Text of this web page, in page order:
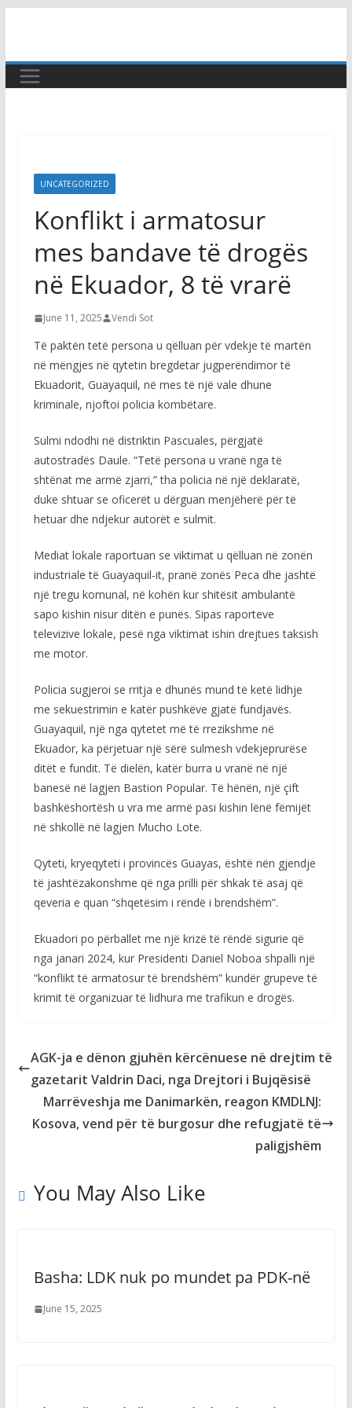
content
UNCATEGORIZED
Konflikt i armatosur
mes bandave të drogës
në Ekuador, 8 të vrarë
June 11, 2025 Vendi Sot
Të paktën tetë persona u qëlluan për vdekje të martën
në mëngjes në qytetin bregdetar jugperëndimor të
Ekuadorit, Guayaquil, në mes të një vale dhune
kriminale, njoftoi policia kombëtare.
Sulmi ndodhi në distriktin Pascuales, përgjatë
autostradës Daule. “Tetë persona u vranë nga të
shtënat me armë zjarri,” tha policia në një deklaratë,
duke shtuar se oficerët u dërguan menjëherë për të
hetuar dhe ndjekur autorët e sulmit.
Mediat lokale raportuan se viktimat u qëlluan në zonën
industriale të Guayaquil-it, pranë zonës Peca dhe jashtë
një tregu komunal, në kohën kur shitësit ambulantë
sapo kishin nisur ditën e punës. Sipas raporteve
televizive lokale, pesë nga viktimat ishin drejtues taksish
me motor.
Policia sugjeroi se rritja e dhunës mund të ketë lidhje
me sekuestrimin e katër pushkëve gjatë fundjavës.
Guayaquil, një nga qytetet më të rrezikshme në
Ekuador, ka përjetuar një sërë sulmesh vdekjeprurëse
ditët e fundit. Të dielën, katër burra u vranë në një
banesë në lagjen Bastion Popular. Të hënën, një çift
bashkëshortësh u vra me armë pasi kishin lënë fëmijët
në shkollë në lagjen Mucho Lote.
Qyteti, kryeqyteti i provincës Guayas, është nën gjendje
të jashtëzakonshme që nga prilli për shkak të asaj që
qeveria e quan “shqetësim i rëndë i brendshëm”.
Ekuadori po përballet me një krizë të rëndë sigurie që
nga janari 2024, kur Presidenti Daniel Noboa shpalli një
“konflikt të armatosur të brendshëm” kundër grupeve të
krimit të organizuar të lidhura me trafikun e drogës.
AGK-ja e dënon gjuhën kërcënuese në drejtim të
gazetarit Valdrin Daci, nga Drejtori i Bujqësisë
Marrëveshja me Danimarkën, reagon KMDLNJ:
Kosova, vend për të burgosur dhe refugjatë të
paligjshëm
You May Also Like
Basha: LDK nuk po mundet pa PDK-në
June 15, 2025